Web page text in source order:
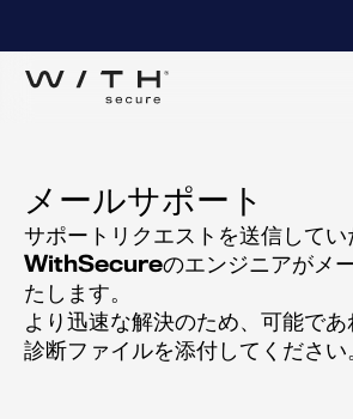
メールサポート
サポートリクエストを送信してい
WithSecureのエンジニアがメ
たします。
より迅速な解決のため、可能で
診断ファイルを添付してください